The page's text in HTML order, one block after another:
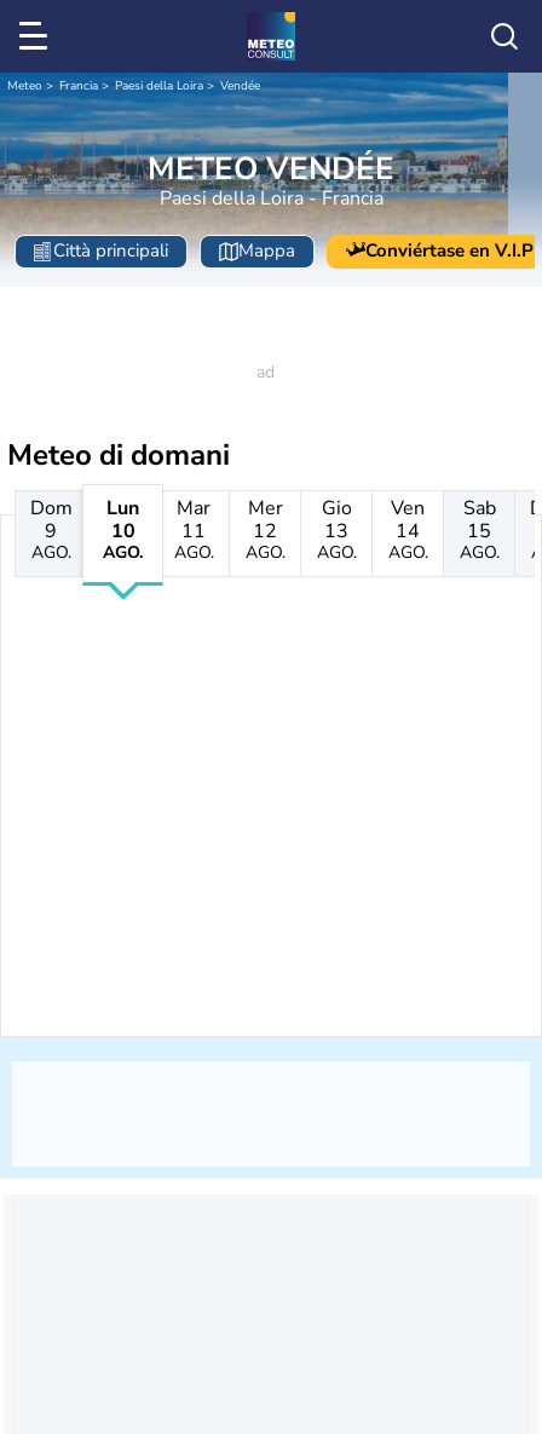
Meteo Francia Paesi della Loira Vendée
METEO VENDÉE
Paesi della Loira - Francia
Città principali Mappa Conviértase en V.I.P
Meteo di domani
Dom
9
AGO.
Lun
10
AGO.
Mar
11
AGO.
Mer
12
AGO.
Gio
13
AGO.
Ven
14
AGO.
Sab
15
AGO.